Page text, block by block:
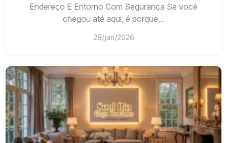
Endereço E Entorno Com Segurança Se você
chegou até aqui, é porque...
28/jan/2026